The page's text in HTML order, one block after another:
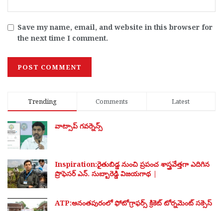
Save my name, email, and website in this browser for
the next time I comment.
Trending Comments Latest
వాట్సాప్ గవర్నెన్స్
Inspiration:రైతుబిడ్డ నుంచి ప్రపంచ శాస్త్రవేత్తగా ఎదిగిన
ప్రొఫెసర్ ఎన్. సుబ్బారెడ్డి విజయగాథ |
ATP:అనంతపురంలో ఫోటోగ్రాఫర్స్ క్రికెట్ టోర్నమెంట్ సక్సెస్